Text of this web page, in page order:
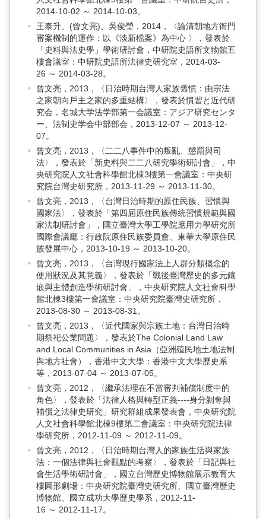
2014-10-02 ～ 2014-10-03。
王泰升、(曾文亮)、吳俊瑩，2014，〈論清朝地方衙門
審案機制的運作：以《淡新檔案》為中心 〉，發表於
「史料與法史學」學術研討會，中研院史語所文物館五
樓會議室：中研院史語所法律史研究室，2014-03-
26 ～ 2014-03-28。
曾文亮，2013，〈日治時期台灣人家族舊慣：由宗法
之家朝向戶主之家的多重結構〉，發表於慣習と近代研
究会，名城大学法学部第一会議室：アジア研究センタ
ー、法制史学会中部部会，2013-12-07 ～ 2013-12-
07。
曾文亮，2013，〈二二八事件中的叛亂、懲罰與司
法〉，發表於「新史料與二二八研究學術研討會」，中
央研究院人文社會科學館北棟3樓第一會議室：中央研
究院台灣史研究所，2013-11-29 ～ 2013-11-30。
曾文亮，2013，〈台灣日治時期的原住民族、習慣與
國家法〉，發表於「第四屆原住民族傳統習慣規範與國
家法制研討會」，國立臺灣大學工學院應用力學研究所
國際會議廳：行政院原住民族委員會、東華大學原住民
族發展中心，2013-10-19 ～ 2013-10-20。
曾文亮，2013，〈台灣現行國家法上人群分類概念的
使用狀況及其意義〉，發表於「戰後臺灣歷史的多元鑲
嵌與主體創造學術研討會」，中央研究院人文社會科學
館北棟3樓第一會議室：中央研究院臺灣史研究所，
2013-08-30 ～ 2013-08-31。
曾文亮，2013，〈近代國家與宗族土地：台灣日治時
期祭祀公業問題〉，發表於The Colonial Land Law
and Local Communities in Asia（亞洲殖民地土地法制
與地方社會），香港中文大學：香港中文大學歷史系
等，2013-07-04 ～ 2013-07-05。
曾文亮，2012，〈繼承法理在不當審判補償制度中的
角色〉，發表於「法律人格與轉型正義----身分剝奪與
補償之法律史研究」研究群組成果發表會，中央研究院
人文社會科學館北棟9樓第二會議室：中央研究院法律
學研究所，2012-11-09 ～ 2012-11-09。
曾文亮，2012，〈日治時期台灣人的家族生活與家族
法：一個法律與社會觀點的考察〉，發表於「日記與社
會生活學術研討會」，國立台灣歷史博物館展示教育大
樓圓形劇場：中央研究院臺灣史研究所、國立臺灣歷史
博物館、國立成功大學歷史學系，2012-11-
16 ～ 2012-11-17。